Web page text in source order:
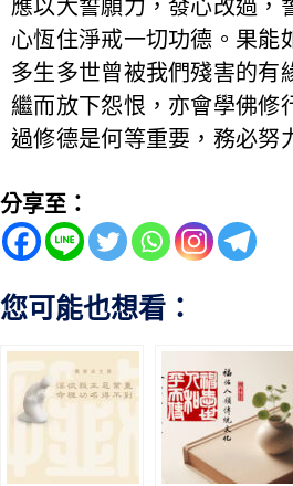
應以大誓願力，發心改過，
心恆住淨戒一切功德。果能
多生多世曾被我們殘害的有
繼而放下怨恨，亦會學佛修
過修德是何等重要，務必努
分享至：
您可能也想看：